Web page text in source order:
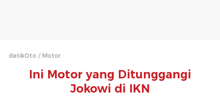
detikOto Motor
Ini Motor yang Ditunggangi
Jokowi di IKN